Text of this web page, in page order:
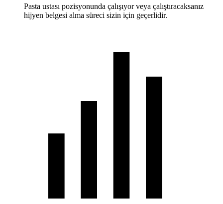
Pasta ustası pozisyonunda çalışıyor veya çalıştıracaksanız
hijyen belgesi alma süreci sizin için geçerlidir.